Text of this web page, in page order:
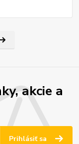
akcie a
Prihlásiť sa